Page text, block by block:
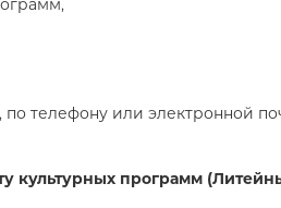
телефону или электронной
культурных программ